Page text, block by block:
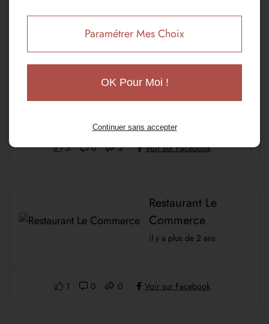
Restaurant Le
Commerce
il y a plus de 2 ans
5 0 2 Voir sur Facebook
Restaurant Le
Commerce
il y a plus de 2 ans
1 0 0 Voir sur Facebook
Paramétrer Mes Choix
OK Pour Moi !
Continuer sans accepter